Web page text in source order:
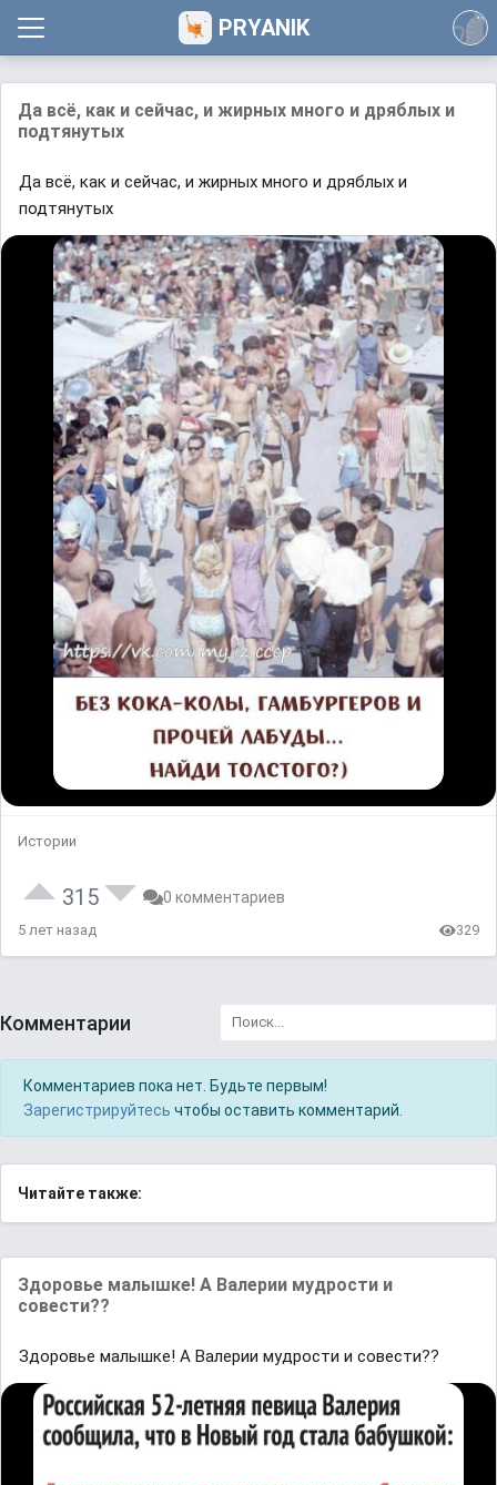
PRYANIK
Да всë, как и сейчас, и жирных много и дряблых и
подтянутых
Да всë, как и сейчас, и жирных много и дряблых и
подтянутых
Истории
315 0 комментариев
5 лет назад 329
Комментарии
Комментариев пока нет. Будьте первым!
Зарегистрируйтесь чтобы оставить комментарий.
Читайте также:
Здоровье малышке! А Валерии мудрости и
совести??
Здоровье малышке! А Валерии мудрости и совести??